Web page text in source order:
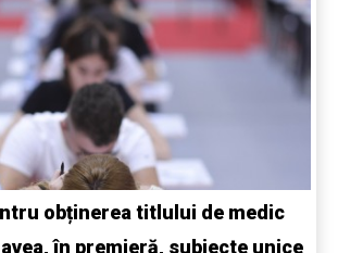
obținerea titlului de medic
în premieră, subiecte unice